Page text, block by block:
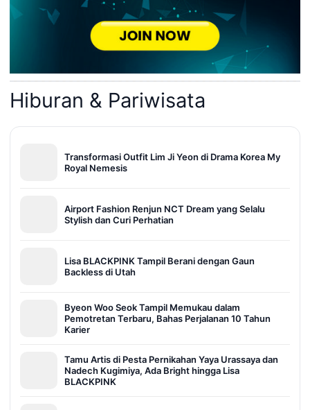
Hiburan & Pariwisata
Transformasi Outfit Lim Ji Yeon di Drama Korea My
Royal Nemesis
Airport Fashion Renjun NCT Dream yang Selalu
Stylish dan Curi Perhatian
Lisa BLACKPINK Tampil Berani dengan Gaun
Backless di Utah
Byeon Woo Seok Tampil Memukau dalam
Pemotretan Terbaru, Bahas Perjalanan 10 Tahun
Karier
Tamu Artis di Pesta Pernikahan Yaya Urassaya dan
Nadech Kugimiya, Ada Bright hingga Lisa
BLACKPINK